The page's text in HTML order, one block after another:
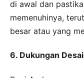
di awal dan
memenuhinya,
besar atau yang
6. Dukungan